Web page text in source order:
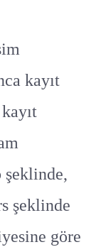
kayıt
şeklinde,
şeklinde
göre